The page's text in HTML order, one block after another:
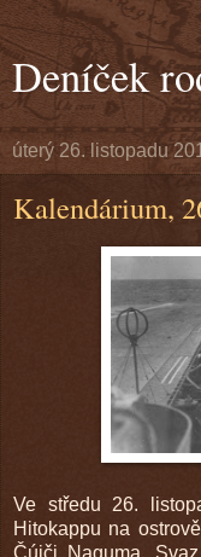
Deníček
úterý 26. listopadu
Kalendárium,
Ve středu 26.
Hitokappu na
Čúiči Naguma.